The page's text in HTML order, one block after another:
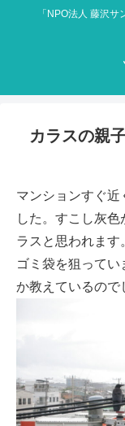
「NPO法人 藤沢
カラスの親
マンションすぐ近
した。すこし灰
ラスと思われます
ゴミ袋を狙ってい
か教えているので